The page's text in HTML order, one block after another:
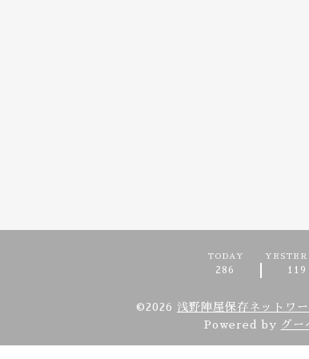
TODAY
286 119
©2026 浅野陣屋保存ネットワー
Powered by グー